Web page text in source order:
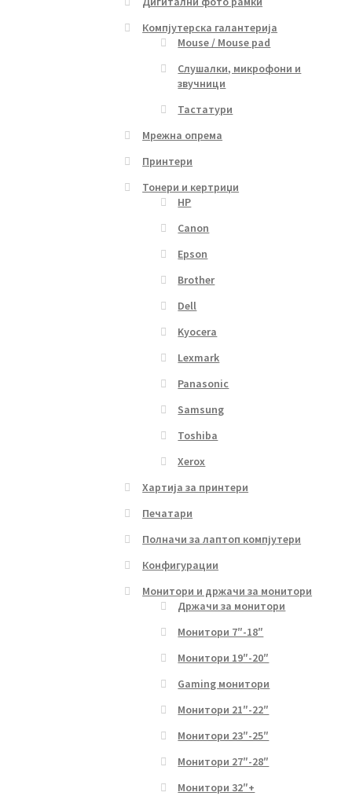
Компјутерска галантерија
Mouse / Mouse pad
Слушалки, микрофони и
звучници
Тастатури
Мрежна опрема
Принтери
Тонери и кертриџи
HP
Canon
Epson
Brother
Dell
Kyocera
Lexmark
Panasonic
Samsung
Toshiba
Xerox
Хартија за принтери
Печатари
Полначи за лаптоп компјутери
Конфигурации
Монитори и држачи за монитори
Држачи за монитори
Монитори 7″-18″
Монитори 19″-20″
Gaming монитори
Монитори 21″-22″
Монитори 23″-25″
Монитори 27″-28″
Монитори 32″+